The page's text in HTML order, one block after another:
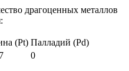
драгоценных металлов
(Pt) Палладий (Pd)
0